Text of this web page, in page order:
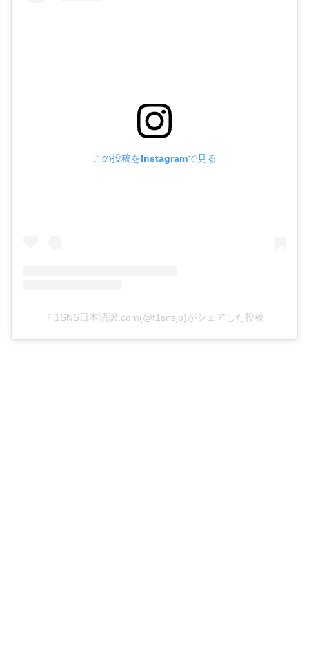
この投稿をInstagramで見る
Ｆ1SNS日本語訳.com(@f1snsjp)がシェアした投稿